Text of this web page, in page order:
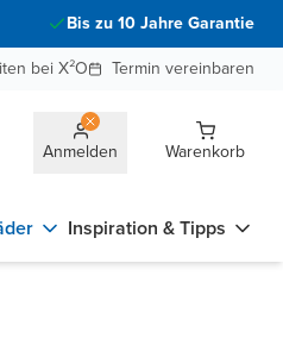
Bis zu 10 Jahre Garantie
bei X²O Termin vereinbaren
Anmelden Warenkorb
Inspiration & Tipps